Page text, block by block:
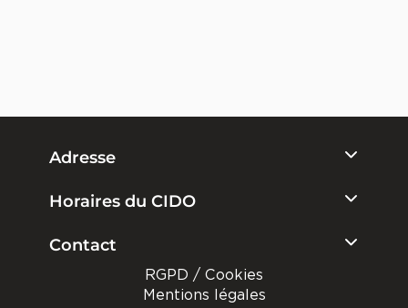
Adresse
Horaires du CIDO
Contact
RGPD / Cookies
Mentions légales